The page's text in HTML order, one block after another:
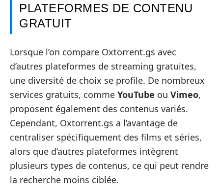
PLATEFORMES DE CONTENU
GRATUIT
Lorsque l’on compare Oxtorrent.gs avec
d’autres plateformes de streaming gratuites,
une diversité de choix se profile. De nombreux
services gratuits, comme YouTube ou Vimeo,
proposent également des contenus variés.
Cependant, Oxtorrent.gs a l’avantage de
centraliser spécifiquement des films et séries,
alors que d’autres plateformes intègrent
plusieurs types de contenus, ce qui peut rendre
la recherche moins ciblée.